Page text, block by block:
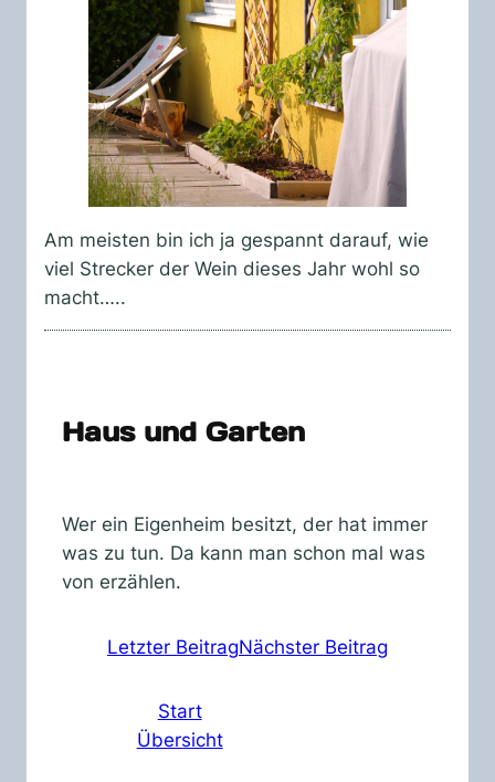
Am meisten bin ich ja gespannt darauf, wie
viel Strecker der Wein dieses Jahr wohl so
macht…..
Haus und Garten
Wer ein Eigenheim besitzt, der hat immer
was zu tun. Da kann man schon mal was
von erzählen.
Letzter BeitragNächster Beitrag
Start
Übersicht